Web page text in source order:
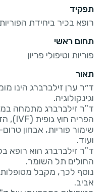
תפקיד
רופא בכיר ביחידת
תחום ראשי
פוריות וטיפולי פריון
תאור
ד״ר ערן זילברברג הינו
ד"ר זילברברג מתמחה
שימור פוריות, אבחון
ד"ר זילברברג הוא רופא
נוסף לכך, מקבל